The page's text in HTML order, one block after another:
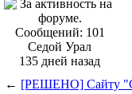
Сообщений: 101
Седой Урал
135 дней назад
← [РЕШЕНО] Сайту